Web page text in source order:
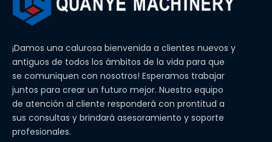
¡Damos una calurosa bienvenida a clientes nuevos y
antiguos de todos los ámbitos de la vida para que
se comuniquen con nosotros! Esperamos trabajar
juntos para crear un futuro mejor. Nuestro equipo
de atención al cliente responderá con prontitud a
sus consultas y brindará asesoramiento y soporte
profesionales.